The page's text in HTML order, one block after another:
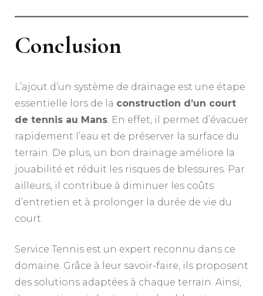
Conclusion
L’ajout d’un système de drainage est une étape
essentielle lors de la construction d’un court
de tennis au Mans . En effet, il permet d’évacuer
rapidement l’eau et de préserver la surface du
terrain. De plus, un bon drainage améliore la
jouabilité et réduit les risques de blessures. Par
ailleurs, il contribue à diminuer les coûts
d’entretien et à prolonger la durée de vie du
court.
Service Tennis est un expert reconnu dans ce
domaine. Grâce à leur savoir-faire, ils proposent
des solutions adaptées à chaque terrain. Ainsi,